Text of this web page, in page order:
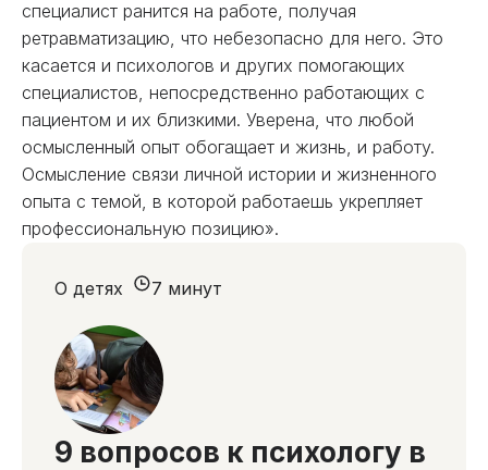
специалист ранится на работе, получая
ретравматизацию, что небезопасно для него. Это
касается и психологов и других помогающих
специалистов, непосредственно работающих с
пациентом и их близкими. Уверена, что любой
осмысленный опыт обогащает и жизнь, и работу.
Осмысление связи личной истории и жизненного
опыта с темой, в которой работаешь укрепляет
профессиональную позицию».
9 вопросов к психологу в
О детях 7 минут